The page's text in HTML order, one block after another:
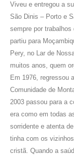
Viveu e entregou a
São Dinis – Porto e
sempre por
partiu para
Pery, no Lar de
muitos anos, quem
Em 1976, regressou
Comunidade de
2003 passou para a
era como em todas
sorridente e atenta
tinha com os
cristã. Quando a